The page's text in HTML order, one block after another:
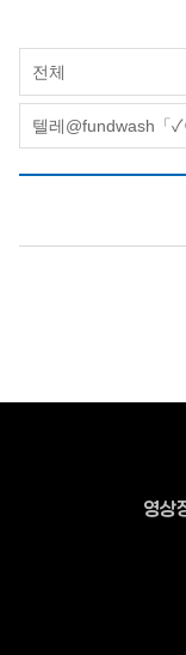
전체
영상